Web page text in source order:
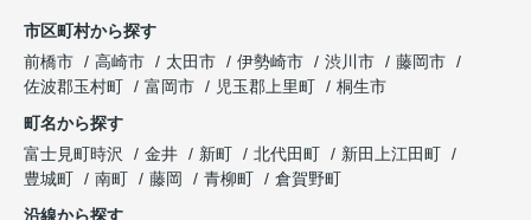
市区町村から探す
前橋市
高崎市 太田市 伊勢崎市 渋川市
藤岡市
佐波郡玉村町
富岡市 児玉郡上里町
桐生市
町名から探す
富士見町時沢
金井 新町 北代田町
新田上江田町
豊城町
南町 藤岡 青柳町
倉賀野町
沿線から探す